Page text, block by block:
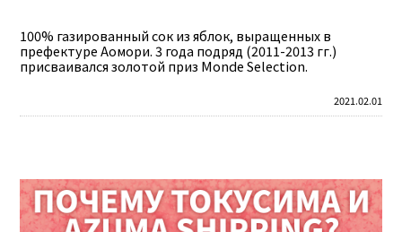
100% газированный сок из яблок, выращенных в
префектуре Аомори. 3 года подряд (2011-2013 гг.)
присваивался золотой приз Monde Selection.
2021.02.01